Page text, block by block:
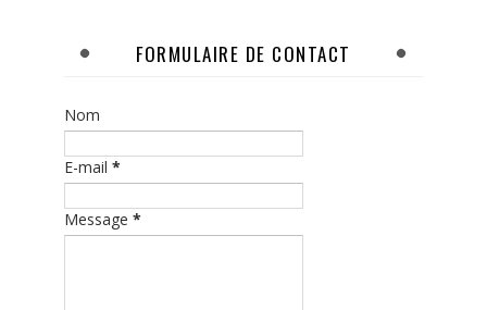
FORMULAIRE DE CONTACT
Nom
E-mail *
Message *